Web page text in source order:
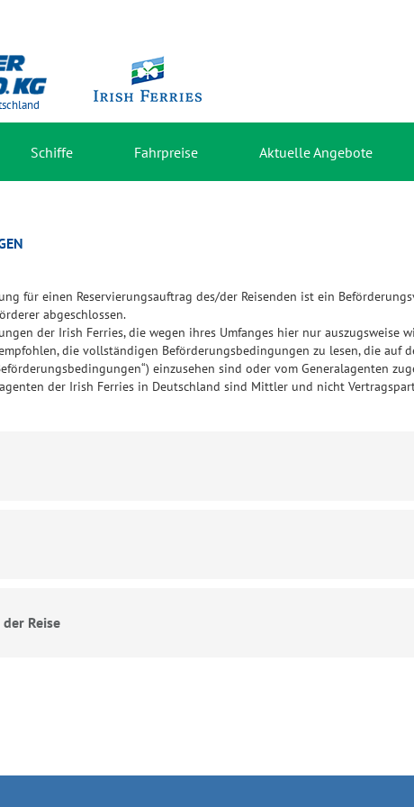
Schiffe Fahrpreise Aktuelle Angebote
für einen Reservierungsauftrag des/der Reisenden ist ein
abgeschlossen.
der Irish Ferries, die wegen ihres Umfanges hier nur auszugsweise
die vollständigen Beförderungsbedingungen zu lesen, die auf
einzusehen sind oder vom Generalagenten
der Irish Ferries in Deutschland sind Mittler und nicht
Reise